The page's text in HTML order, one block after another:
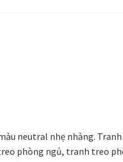
neutral nhẹ nhàng.
phòng ngủ, tranh treo